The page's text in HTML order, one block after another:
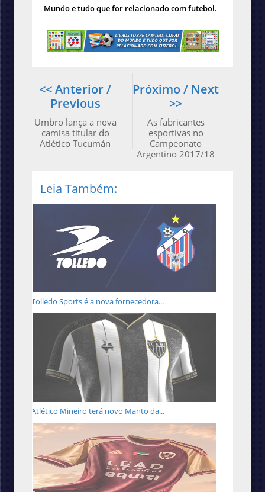
Mundo e tudo que for relacionado com futebol.
Próximo / Next
>>
As fabricantes
esportivas no
Campeonato
Argentino 2017/18
<< Anterior /
Previous
Umbro lança a nova
camisa titular do
Atlético Tucumán
Leia Também:
Tolledo Sports é a nova fornecedora...
Atlético Mineiro terá novo Manto da...